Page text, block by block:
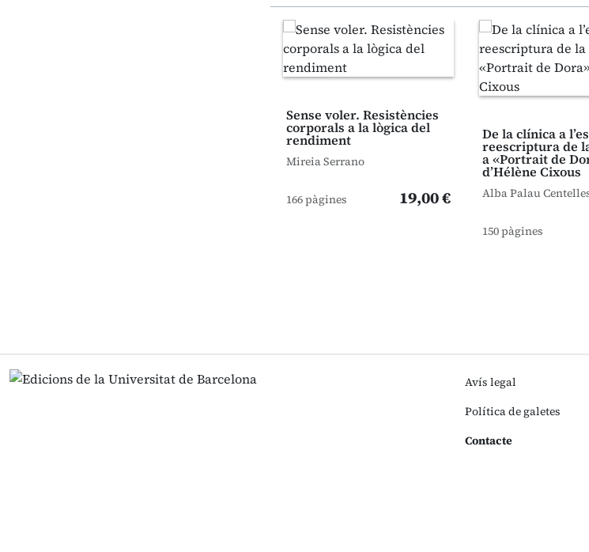
Sense voler. Resistències
corporals a la lògica del
rendiment
Mireia Serrano
166 pàgines 19,00 €
De la clínica a
reescriptura de
a «Portrait de
d’Hélène Cixous
Alba Palau
150 pàgines
Avís legal
Política de galetes
Contacte